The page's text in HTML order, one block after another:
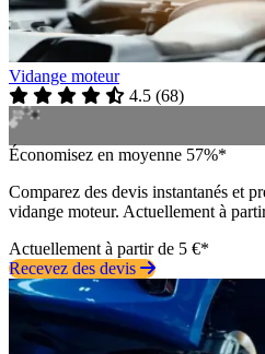
Vidange moteur
4.5 (68)
Économisez en moyenne 57%*
Comparez des devis instantanés et
vidange moteur. Actuellement à
Actuellement à partir de 5 €*
Recevez des devis